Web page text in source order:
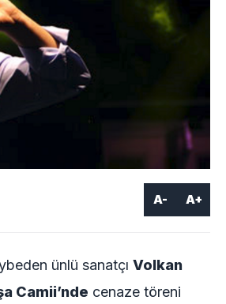
A- A+
ünlü sanatçı Volkan
Camii’nde cenaze töreni